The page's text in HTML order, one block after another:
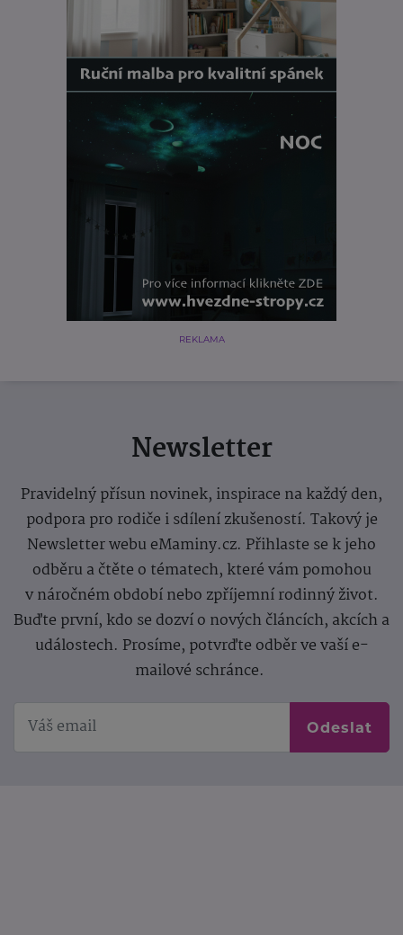
REKLAMA
Newsletter
Pravidelný přísun novinek, inspirace na každý den,
podpora pro rodiče i sdílení zkušeností. Takový je
Newsletter webu eMaminy.cz. Přihlaste se k jeho
odběru a čtěte o tématech, které vám pomohou
v náročném období nebo zpříjemní rodinný život.
Buďte první, kdo se dozví o nových článcích, akcích a
událostech. Prosíme, potvrďte odběr ve vaší e-
mailové schránce.
Odeslat